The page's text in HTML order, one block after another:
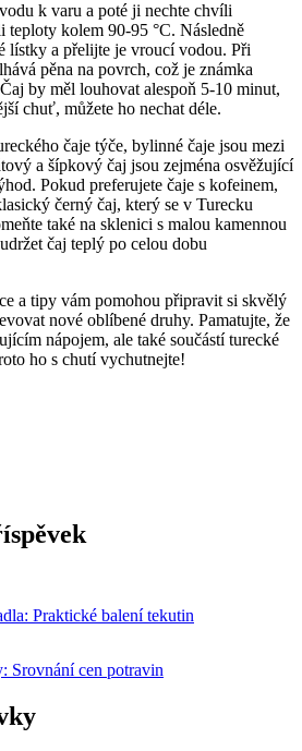
k varu a poté ji nechte chvíli
teploty kolem 90-95 °C. Následně
lístky a přelijte je vroucí vodou. Při
pěna na povrch, což je známka
by měl louhovat alespoň 5-10 minut,
chuť, můžete ho nechat déle.
čaje týče, bylinné čaje jsou mezi
a šípkový čaj jsou zejména osvěžující
Pokud preferujete čaje s kofeinem,
černý čaj, který se v Turecku
také na sklenici s malou kamennou
čaj teplý po celou dobu
a tipy vám pomohou připravit si skvělý
nové oblíbené druhy. Pamatujte, že
nápojem, ale také součástí turecké
ho s chutí vychutnejte!
Praktické balení tekutin
Srovnání cen potravin